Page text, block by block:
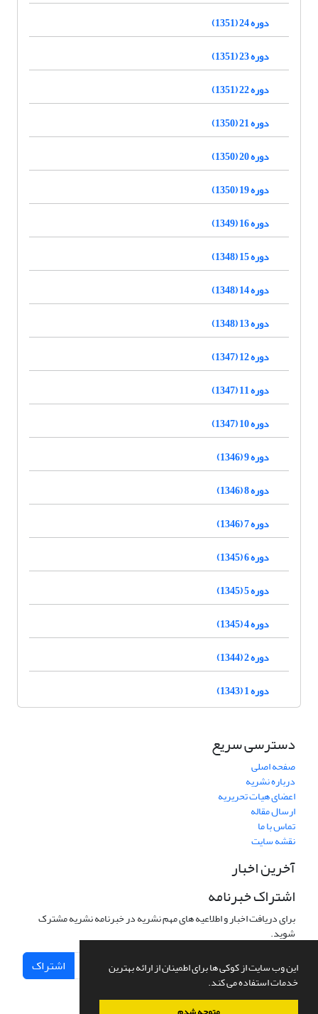
این وب سایت از کوکی ها برای اطمینان از ارائه بهترین
خدمات استفاده می کند.
دوره 24 (1351)
دوره 23 (1351)
دوره 22 (1351)
دوره 21 (1350)
دوره 20 (1350)
دوره 19 (1350)
دوره 16 (1349)
دوره 15 (1348)
دوره 14 (1348)
دوره 13 (1348)
دوره 12 (1347)
دوره 11 (1347)
دوره 10 (1347)
دوره 9 (1346)
دوره 8 (1346)
دوره 7 (1346)
دوره 6 (1345)
دوره 5 (1345)
دوره 4 (1345)
دوره 2 (1344)
دوره 1 (1343)
دسترسی سریع
صفحه اصلی
درباره نشریه
اعضای هیات تحریریه
ارسال مقاله
تماس با ما
نقشه سایت
آخرین اخبار
اشتراک خبرنامه
برای دریافت اخبار و اطلاعیه های مهم نشریه در خبرنامه نشریه مشترک
شوید.
اشتراک